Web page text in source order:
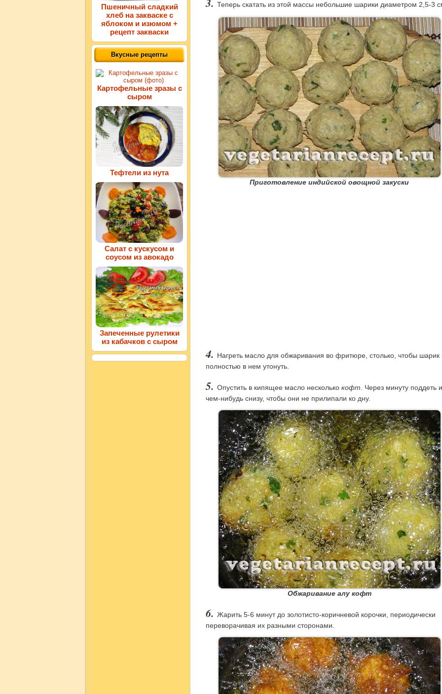
Теперь скатать из этой массы небольшие шарики диаметром 2,5-3
Приготовление индийской овощной закуски
Нагреть масло для обжаривания во фритюре, столько, чтобы шарик
полностью в нем утонуть.
Опустить в кипящее масло несколько кофт . Через минуту поддеть
чем-нибудь снизу, чтобы они не прилипали ко дну.
Обжаривание алу кофт
Жарить 5-6 минут до золотисто-коричневой корочки, периодически
переворачивая их разными сторонами.
Пшеничный сладкий
хлеб на закваске с
яблоком и изюмом +
рецепт закваски
Вкусные рецепты
Картофельные зразы с
сыром
Тефтели из нута
Салат с кускусом и
соусом из авокадо
Запеченные рулетики
из кабачков с сыром